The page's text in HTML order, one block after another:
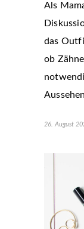
Als
das
ob
26. August